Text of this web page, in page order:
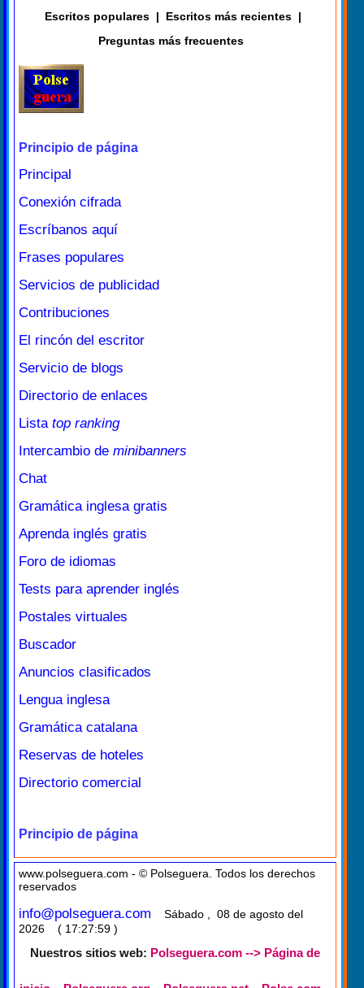
Escritos populares | Escritos más recientes |
Preguntas más frecuentes
Principio de página
Principal
Conexión cifrada
Escríbanos aquí
Frases populares
Servicios de publicidad
Contribuciones
El rincón del escritor
Servicio de blogs
Directorio de enlaces
Lista top ranking
Intercambio de minibanners
Chat
Gramática inglesa gratis
Aprenda inglés gratis
Foro de idiomas
Tests para aprender inglés
Postales virtuales
Buscador
Anuncios clasificados
Lengua inglesa
Gramática catalana
Reservas de hoteles
Directorio comercial
Principio de página
www.polseguera.com - © Polseguera. Todos los derechos
reservados
info@polseguera.com
Sábado , 08 de agosto del
2026 ( 17:27:59 )
Nuestros sitios web: Polseguera.com --> Página de